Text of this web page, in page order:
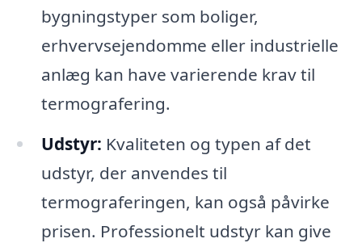
bygningstyper som boliger,
erhvervsejendomme eller industrielle
anlæg kan have varierende krav til
termografering.
Udstyr: Kvaliteten og typen af det
udstyr, der anvendes til
termograferingen, kan også påvirke
prisen. Professionelt udstyr kan give